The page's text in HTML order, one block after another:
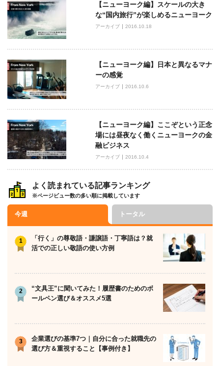
【ニューヨーク編】スケールの大き
な“国内旅行”が楽しめるニューヨーク
アーカイブ 2016.10.18
【ニューヨーク編】日本と異なるマナ
ーの感覚
アーカイブ 2016.10.6
【ニューヨーク編】ここぞという正念
場には昼夜なく働くニューヨークの金
融ビジネス
アーカイブ 2016.10.4
よく読まれている記事ランキング
※ページビュー数の多い順に掲載しています
今週 トータル
「行く」の尊敬語・謙譲語・丁寧語は？就
活での正しい敬語の使い方例
“文具王”に聞いてみた！履歴書のためのボ
ールペン選び＆オススメ5選
企業選びの基準7つ｜自分に合った就職先の
選び方＆重視すること【事例付き】